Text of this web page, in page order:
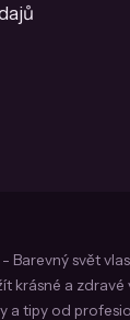
Barevný svět
krásné a zdravé
a tipy od